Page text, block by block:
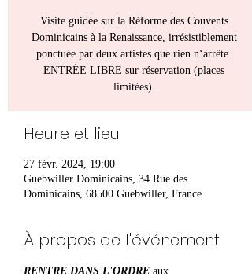
Visite guidée sur la Réforme des Couvents
Dominicains à la Renaissance, irrésistiblement
ponctuée par deux artistes que rien n‘arrête.
ENTRÉE LIBRE sur réservation (places
limitées).
Heure et lieu
27 févr. 2024, 19:00
Guebwiller Dominicains, 34 Rue des
Dominicains, 68500 Guebwiller, France
À propos de l'événement
RENTRE DANS L'ORDRE aux